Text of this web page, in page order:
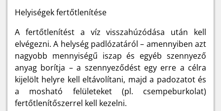
Helyiségek fertőtlenítése
A fertőtlenítést a víz visszahúzódása után kell
elvégezni. A helység padlózatáról – amennyiben azt
nagyobb mennyiségű iszap és egyéb szennyező
anyag borítja – a szennyeződést egy erre a célra
kijelölt helyre kell eltávolítani, majd a padozatot és
a mosható felületeket (pl. csempeburkolat)
fertőtlenítőszerrel kell kezelni.